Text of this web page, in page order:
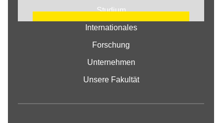
COOKIE EINSTELLUNGEN
Studium
Internationales
Forschung
Unternehmen
Unsere Fakultät